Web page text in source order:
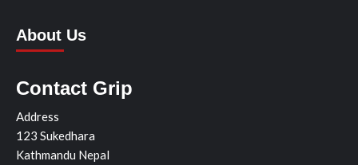
About Us
Contact Grip
Address
123 Sukedhara
Kathmandu Nepal